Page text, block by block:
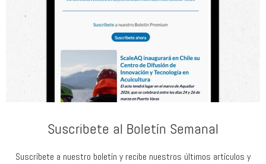
Suscribete al Boletín Semanal
Suscríbete a nuestro boletín y recibe nuestros últimos artículos y